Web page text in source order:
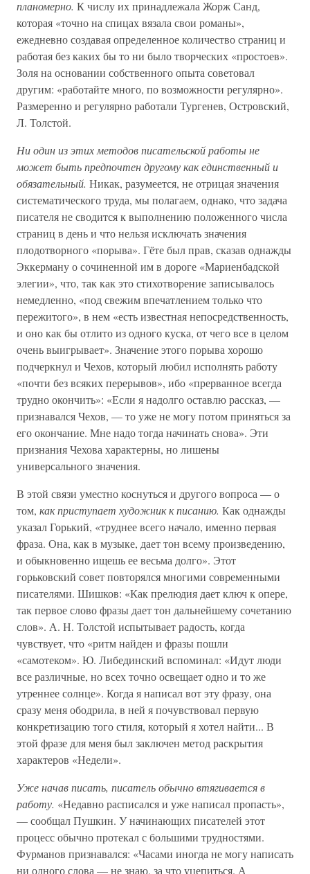
планомерно. К числу их принадлежала Жорж Санд,
которая «точно на спицах вязала свои романы»,
ежедневно создавая определенное количество страниц и
работая без каких бы то ни было творческих «простоев».
Золя на основании собственного опыта советовал
другим: «работайте много, по возможности регулярно».
Размеренно и регулярно работали Тургенев, Островский,
Л. Толстой.
Ни один из этих методов писательской работы не
может быть предпочтен другому как единственный и
обязательный. Никак, разумеется, не отрицая значения
систематического труда, мы полагаем, однако, что задача
писателя не сводится к выполнению положенного числа
страниц в день и что нельзя исключать значения
плодотворного «порыва». Гёте был прав, сказав однажды
Эккерману о сочиненной им в дороге «Мариенбадской
элегии», что, так как это стихотворение записывалось
немедленно, «под свежим впечатлением только что
пережитого», в нем «есть известная непосредственность,
и оно как бы отлито из одного куска, от чего все в целом
очень выигрывает». Значение этого порыва хорошо
подчеркнул и Чехов, который любил исполнять работу
«почти без всяких перерывов», ибо «прерванное всегда
трудно окончить»: «Если я надолго оставлю рассказ, —
признавался Чехов, — то уже не могу потом приняться за
его окончание. Мне надо тогда начинать снова». Эти
признания Чехова характерны, но лишены
универсального значения.
В этой связи уместно коснуться и другого вопроса — о
том, как приступает художник к писанию. Как однажды
указал Горький, «труднее всего начало, именно первая
фраза. Она, как в музыке, дает тон всему произведению,
и обыкновенно ищешь ее весьма долго». Этот
горьковский совет повторялся многими современными
писателями. Шишков: «Как прелюдия дает ключ к опере,
так первое слово фразы дает тон дальнейшему сочетанию
слов». А. Н. Толстой испытывает радость, когда
чувствует, что «ритм найден и фразы пошли
«самотеком». Ю. Либединский вспоминал: «Идут люди
все различные, но всех точно освещает одно и то же
утреннее солнце». Когда я написал вот эту фразу, она
сразу меня ободрила, в ней я почувствовал первую
конкретизацию того стиля, который я хотел найти... В
этой фразе для меня был заключен метод раскрытия
характеров «Недели».
Уже начав писать, писатель обычно втягивается в
работу. «Недавно расписался и уже написал пропасть»,
— сообщал Пушкин. У начинающих писателей этот
процесс обычно протекал с большими трудностями.
Фурманов признавался: «Часами иногда не могу написать
ни одного слова — не знаю, за что уцепиться. А